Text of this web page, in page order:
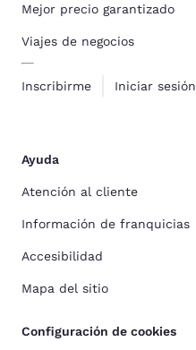
Mejor precio garantizado
Viajes de negocios
Inscribirme Iniciar sesión
Ayuda
Atención al cliente
Información de franquicias
Accesibilidad
Mapa del sitio
Configuración de cookies